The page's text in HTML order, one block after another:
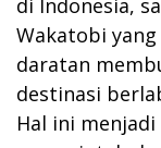
Wakatobi
daratan
destinasi
Hal ini